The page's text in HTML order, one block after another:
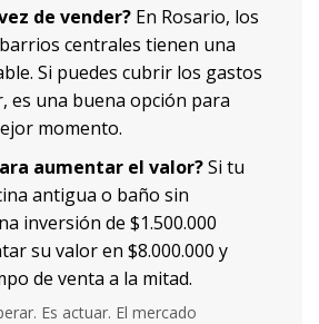
de vender? En Rosario, los
centrales tienen una
Si puedes cubrir los gastos
es una buena opción para
momento.
aumentar el valor?Si tu
antigua o baño sin
inversión de $1.500.000
su valor en $8.000.000 y
de venta a la mitad.
Es actuar. El mercado